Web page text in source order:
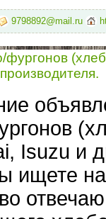
9798892@mail.ru
Isuzu и
ищете